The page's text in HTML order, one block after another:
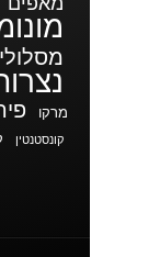
מרקו
קונסטנטין